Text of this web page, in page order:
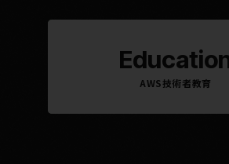
AWS技術者教育